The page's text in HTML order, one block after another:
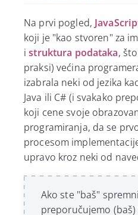
Na prvi pogled,
koji je "kao stvoren" za
istruktura podataka,
praksi) većina
izabrala neki od jezika
Java ili C# (i svakako
koji cene svoje
programiranja, da se
procesom
upravo kroz neki od
Ako ste "baš"
preporučujemo (baš)